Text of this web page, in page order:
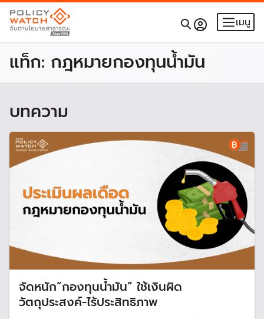
เมนู
แท็ก: กฎหมายกองทุนน้ำมัน
บทความ
จัดหนัก”กองทุนน้ำมัน” ใช้เงินผิด
วัตถุประสงค์-ไร้ประสิทธิภาพ